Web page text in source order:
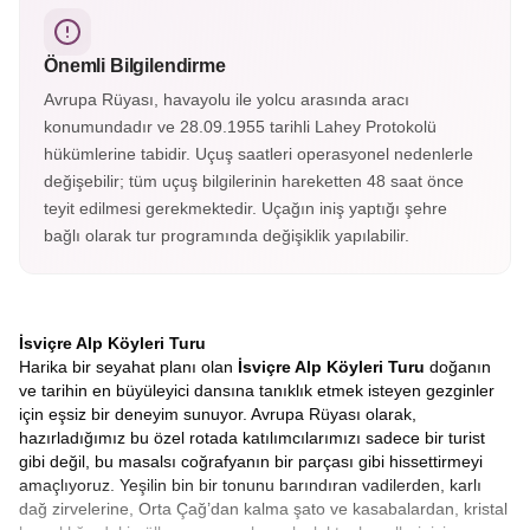
dağlarının eteklerinde yer alan köyde Heidi’nin evi, müzesi
ve eşsiz doğa manzaraları bulunur.
Önemli Bilgilendirme
Avrupa Rüyası, havayolu ile yolcu arasında aracı
konumundadır ve 28.09.1955 tarihli Lahey Protokolü
hükümlerine tabidir. Uçuş saatleri operasyonel nedenlerle
değişebilir; tüm uçuş bilgilerinin hareketten 48 saat önce
teyit edilmesi gerekmektedir. Uçağın iniş yaptığı şehre
bağlı olarak tur programında değişiklik yapılabilir.
İsviçre Alp Köyleri Turu
Harika bir seyahat planı olan İsviçre Alp Köyleri Turu doğanın
ve tarihin en büyüleyici dansına tanıklık etmek isteyen gezginler
için eşsiz bir deneyim sunuyor. Avrupa Rüyası olarak,
hazırladığımız bu özel rotada katılımcılarımızı sadece bir turist
gibi değil, bu masalsı coğrafyanın bir parçası gibi hissettirmeyi
amaçlıyoruz. Yeşilin bin bir tonunu barındıran vadilerden, karlı
dağ zirvelerine, Orta Çağ’dan kalma şato ve kasabalardan, kristal